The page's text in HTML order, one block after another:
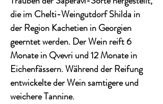
die im Chelti-Weingutdorf Shilda in
der Region Kachetien in Georgien
geerntet werden. Der Wein reift 6
Monate in Qvevri und 12 Monate in
Eichenfässern. Während der Reifung
entwickelte der Wein samtigere und
weichere Tannine.